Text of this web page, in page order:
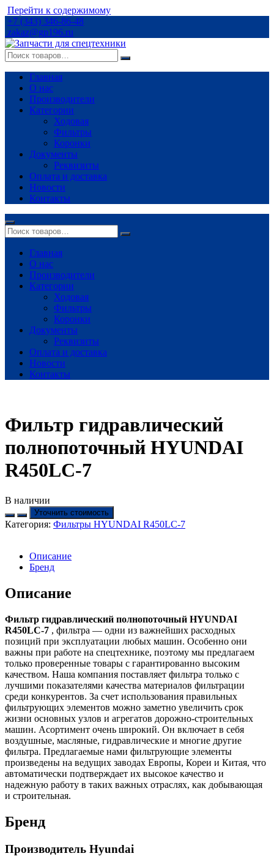
Перейти к содержимому
+7 (343) 346-86-48
zakaz@gp196.ru
Главная
О нас
Производители
Категории
Ходовая
Фильтры
Коронки
Документы
Реквизиты
Оплата и доставка
Новости
Контакты
Главная
О нас
Производители
Категории
Ходовая
Фильтры
Коронки
Документы
Реквизиты
Оплата и доставка
Новости
Контакты
Фильтр гидравлический
полнопоточный HYUNDAI
R450LC-7
В наличии
Уточнить стоимость
Категория: Фильтры HYUNDAI R450LC-7
Описание
Бренд
Описание
Фильтр гидравлический полнопоточный HYUNDAI
R450LC-7 , фильтра — одни из важнейших расходных
позиций при эксплуатации любых машин. Особенно они
важны при работе на спецтехнике, поэтому мы предлагаем
только проверенные товары с гарантированно высоким
качеством. Наша компания поставляет фильтра только с
лучшими показателями качества материалов фильтрации
среди конкурентов. За счет использования правильных
фильтрующих элементов можно заметно увеличить срок
жизни основных узлов и агрегатов дорожно-строительных
машин. Асортимент очень широкий. Он включает в себя
воздушные, масляные, гидравлические и многие другие
фильтра. Предлагаемые нами фильтрующие элементы
произведены на ведущих заводах Европы, Кореи и Китая, что
автоматически подтверждает их высокое качество и
надежную работу в таких важных отраслях, как добывающая
и строительная.
Бренд
Производитель Hyundai